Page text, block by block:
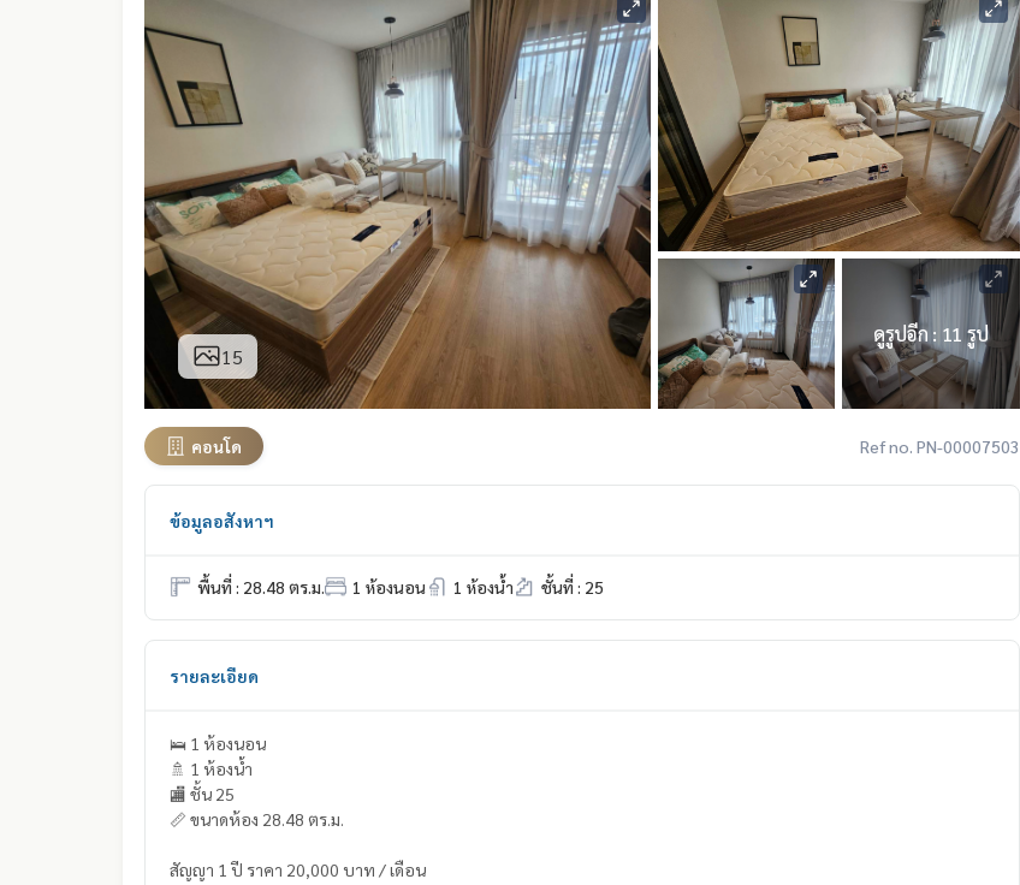
15
ดูรูปอีก : 11 รูป
คอนโด Ref no. PN-00007503
ข้อมูลอสังหาฯ
พื้นที่ : 28.48 ตร.ม. 1 ห้องนอน 1 ห้องน้ำ ชั้นที่ : 25
รายละเอียด
🛌 1 ห้องนอน
🚿 1 ห้องน้ำ
🏬 ชั้น 25
📏 ขนาดห้อง 28.48 ตร.ม.
สัญญา 1 ปี ราคา 20,000 บาท / เดือน